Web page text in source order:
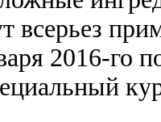
всерьез
2016-го